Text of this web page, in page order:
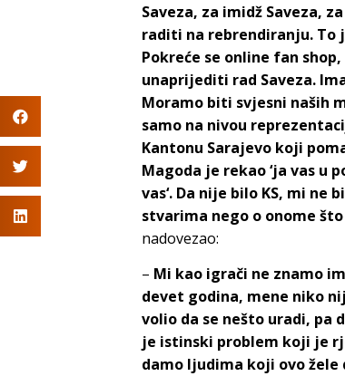
Saveza, za imidž Saveza,
raditi na rebrendiranju. To
Pokreće se online fan
unaprijediti rad Saveza.
Moramo biti svjesni naših
samo na nivou
Kantonu Sarajevo koji
Magoda je rekao ‘ja vas u
vas‘. Da nije bilo KS, mi
stvarima nego o onome
nadovezao:
– Mi kao igrači ne znamo
devet godina, mene niko
volio da se nešto uradi, pa
je istinski problem koji je
damo ljudima koji ovo žele